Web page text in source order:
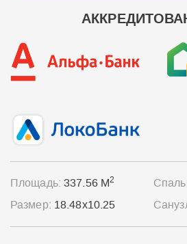
Площадь:337.56 М2
Размер: 18.48x10.25